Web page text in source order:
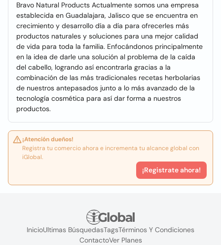
Bravo Natural Products Actualmente somos una empresa
establecida en Guadalajara, Jalisco que se encuentra en
crecimiento y desarrollo día a día para ofrecerles más
productos naturales y soluciones para una mejor calidad
de vida para toda la familia. Enfocándonos principalmente
en la idea de darle una solución al problema de la caída
del cabello, logrando así encontrarla gracias a la
combinación de las más tradicionales recetas herbolarias
de nuestros antepasados junto a lo más avanzado de la
tecnología cosmética para así dar forma a nuestros
productos.
¡Atención dueños!
Registra tu comercio ahora e incrementa tu alcance global con
iGlobal.
¡Registrate ahora!
InicioUltimas BúsquedasTagsTérminos Y Condiciones
ContactoVer Planes